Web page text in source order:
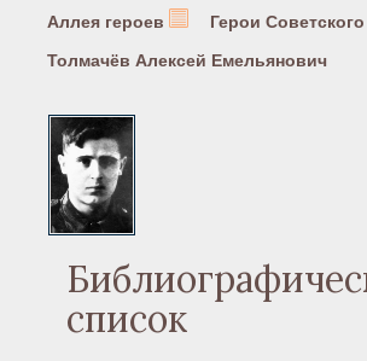
Аллея героев
Герои
Толмачёв Алексей Емельянович
список